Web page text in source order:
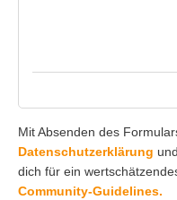
Mit Absenden des
Datenschutzerklärung
dich für ein
Community-Guidelines.